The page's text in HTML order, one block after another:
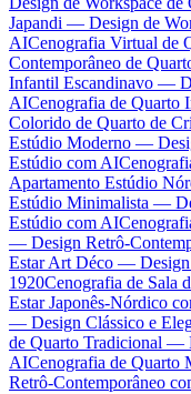
Japandi — Design de
AICenografia Virtual de
Contemporâneo de
Infantil Escandinavo —
AICenografia de
Colorido de Quarto de
Estúdio Moderno —
Estúdio com AI
Apartamento Estúdio
Estúdio Minimalista —
Estúdio com AI
— Design Retrô-
Estar Art Déco — Design
1920Cenografia de Sala
Estar Japonês-Nórdico
— Design Clássico e
de Quarto Tradicional —
AICenografia de
Retrô-Contemporâneo